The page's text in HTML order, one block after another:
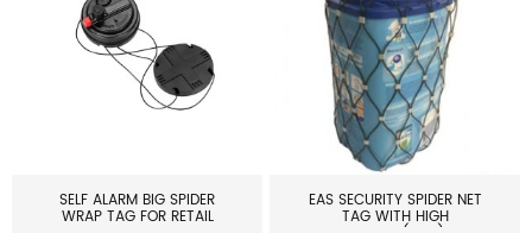
SELF ALARM BIG SPIDER
WRAP TAG FOR RETAIL
EAS SECURITY SPIDER NET
TAG WITH HIGH